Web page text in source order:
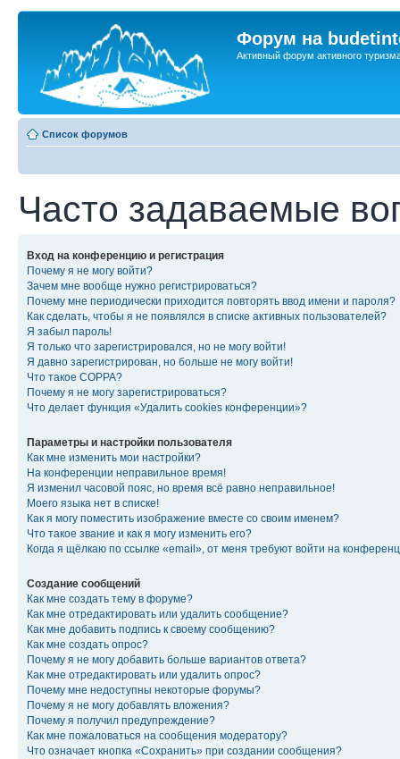
Форум на
Активный форум активного
Список форумов
Часто задаваемые
Вход на конференцию и регистрация
Почему я не могу войти?
Зачем мне вообще нужно регистрироваться?
Почему мне периодически приходится повторять ввод имени и пароля?
Как сделать, чтобы я не появлялся в списке активных пользователей?
Я забыл пароль!
Я только что зарегистрировался, но не могу войти!
Я давно зарегистрирован, но больше не могу войти!
Что такое COPPA?
Почему я не могу зарегистрироваться?
Что делает функция «Удалить cookies конференции»?
Параметры и настройки пользователя
Как мне изменить мои настройки?
На конференции неправильное время!
Я изменил часовой пояс, но время всё равно неправильное!
Моего языка нет в списке!
Как я могу поместить изображение вместе со своим именем?
Что такое звание и как я могу изменить его?
Когда я щёлкаю по ссылке «email», от меня требуют войти на
Создание сообщений
Как мне создать тему в форуме?
Как мне отредактировать или удалить сообщение?
Как мне добавить подпись к своему сообщению?
Как мне создать опрос?
Почему я не могу добавить больше вариантов ответа?
Как мне отредактировать или удалить опрос?
Почему мне недоступны некоторые форумы?
Почему я не могу добавлять вложения?
Почему я получил предупреждение?
Как мне пожаловаться на сообщения модератору?
Что означает кнопка «Сохранить» при создании сообщения?